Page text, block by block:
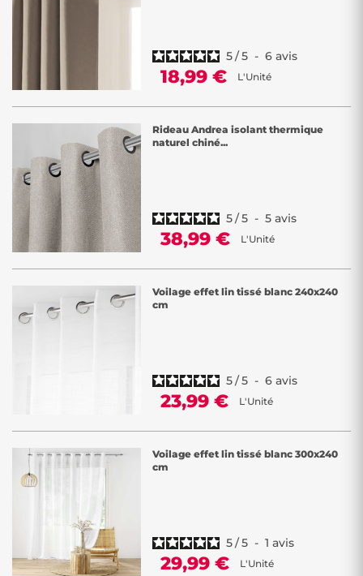
5/5 - 6 avis
18,99 € L'Unité
Rideau Andrea isolant thermique
naturel chiné...
5/5 - 5 avis
38,99 € L'Unité
Voilage effet lin tissé blanc 240x240
cm
5/5 - 6 avis
23,99 € L'Unité
Voilage effet lin tissé blanc 300x240
cm
5/5 - 1 avis
29,99 € L'Unité